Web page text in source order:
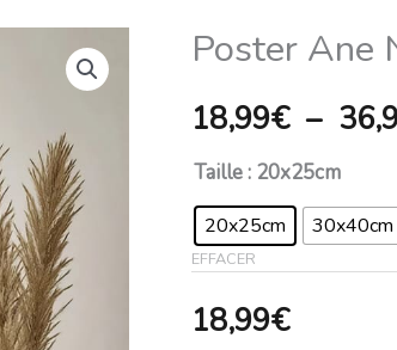
Poster Ane
18,99€ –
Taille: 20x25cm
20x25cm 30x40cm
EFFACER
18,99€
quantité
Poster
Ane
Ass